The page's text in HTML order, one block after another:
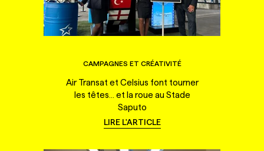
CAMPAGNES ET CRÉATIVITÉ
Air Transat et Celsius font tourner
les têtes... et la roue au Stade
Saputo
LIRE L'ARTICLE